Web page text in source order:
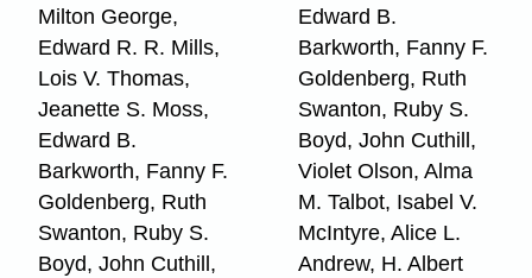
Milton George,
Edward R. R. Mills,
Lois V. Thomas,
Jeanette S. Moss,
Edward B.
Barkworth, Fanny F.
Goldenberg, Ruth
Swanton, Ruby S.
Boyd, John Cuthill,
Edward B.
Barkworth, Fanny F.
Goldenberg, Ruth
Swanton, Ruby S.
Boyd, John Cuthill,
Violet Olson, Alma
M. Talbot, Isabel V.
McIntyre, Alice L.
Andrew, H. Albert